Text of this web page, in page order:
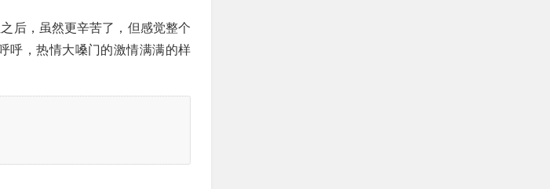
后，虽然更辛苦了，但感觉整个
呼，热情大嗓门的激情满满的样